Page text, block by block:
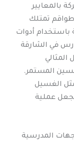
بالمعايير
طواقم تمتلك
باستخدام أدوات
في الشارقة
المثالي
المستمر.
الغسيل
عملية
المدرسية